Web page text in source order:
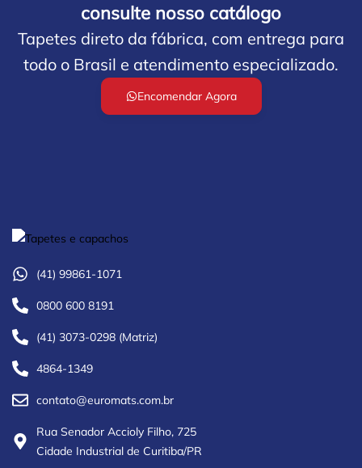
consulte nosso catálogo
Tapetes direto da fábrica, com entrega para
todo o Brasil e atendimento especializado.
Encomendar Agora
(41) 99861-1071
0800 600 8191
(41) 3073-0298 (Matriz)
4864-1349
contato@euromats.com.br
Rua Senador Accioly Filho, 725
Cidade Industrial de Curitiba/PR